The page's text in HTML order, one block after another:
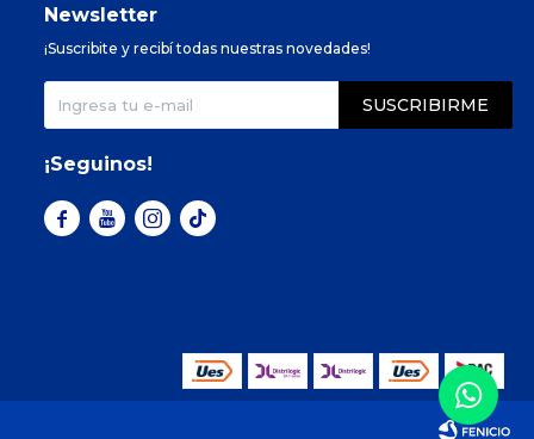
Newsletter
¡Suscribite y recibí todas nuestras novedades!
SUSCRIBIRME
¡Seguinos!
  